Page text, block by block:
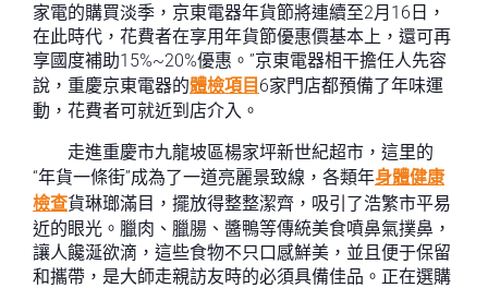
家電的購買淡季，京東電器年貨節將連續至2月16日，
在此時代，花費者在享用年貨節優惠價基本上，還可再
享國度補助15%~20%優惠。”京東電器相干擔任人先容
說，重慶京東電器的體檢項目 6家門店都預備了年味運
動，花費者可就近到店介入。
走進重慶市九龍坡區楊家坪新世紀超市，這里的
“年貨一條街”成為了一道亮麗景致線，各類年身體健康
檢查貨琳瑯滿目，擺放得整整潔齊，吸引了浩繁市平易
近的眼光。臘肉、臘腸、醬鴨等傳統美食噴鼻氣撲鼻，
讓人饞涎欲滴，這些食物不只口感鮮美，並且便于保留
和攜帶，是大師走親訪友時的必須具備佳品。正在選購